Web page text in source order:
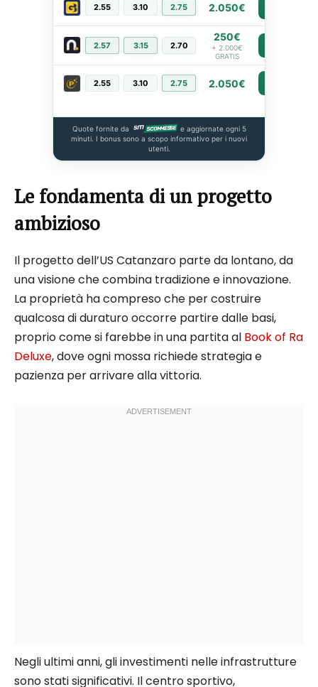
2.55 3.10 2.75 2.050€
2.57 3.15 2.70
250€
+ 2.000€
GRATIS
2.55 3.10 2.75 2.050€
Quote fornite da
e aggiornate ogni 5
minuti. I bonus sono a scopo informativo per i nuovi
utenti.
Le fondamenta di un progetto
ambizioso
Il progetto dell’US Catanzaro parte da lontano, da
una visione che combina tradizione e innovazione.
La proprietà ha compreso che per costruire
qualcosa di duraturo occorre partire dalle basi,
proprio come si farebbe in una partita al Book of Ra
Deluxe, dove ogni mossa richiede strategia e
pazienza per arrivare alla vittoria.
Negli ultimi anni, gli investimenti nelle infrastrutture
sono stati significativi. Il centro sportivo,